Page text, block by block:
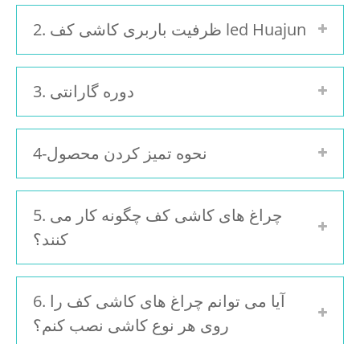
2. ظرفیت باربری کاشی کف led Huajun
3. دوره گارانتی
4-نحوه تمیز کردن محصول
5. چراغ های کاشی کف چگونه کار می
کنند؟
6. آیا می توانم چراغ های کاشی کف را
روی هر نوع کاشی نصب کنم؟